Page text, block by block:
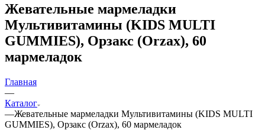
Жевательные мармеладки
Мультивитамины (KIDS MULTI
GUMMIES), Орзакс (Orzax), 60
мармеладок
Главная
—
Каталог
—Жевательные мармеладки Мультивитамины (KIDS MULTI
GUMMIES), Орзакс (Orzax), 60 мармеладок